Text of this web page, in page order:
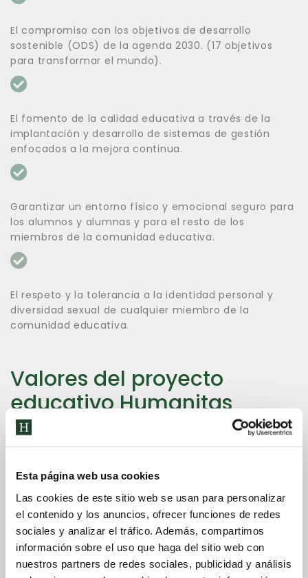
Esta página web usa cookies
Las cookies de este sitio web se usan para personalizar
el contenido y los anuncios, ofrecer funciones de redes
sociales y analizar el tráfico. Además, compartimos
información sobre el uso que haga del sitio web con
nuestros partners de redes sociales, publicidad y análisis
El compromiso con los objetivos de desarrollo
sostenible (ODS) de la agenda 2030. (17 objetivos
para transformar el mundo).
El fomento de la calidad educativa a través de la
implantación y desarrollo de sistemas de gestión
enfocados a la mejora continua.
Garantizar un entorno físico y emocional seguro para
los alumnos y alumnas y para el resto de los
miembros de la comunidad educativa.
El respeto y la tolerancia a la identidad personal y
diversidad sexual de cualquier miembro de la
comunidad educativa.
Valores del proyecto
educativo Humanitas
Educar en el respeto a uno mismo y el fomento de
hábitos de vida saludable.
Educar en el respeto a las personas sin distinción de
raza, identidad personal y sexual, ideología y credo.